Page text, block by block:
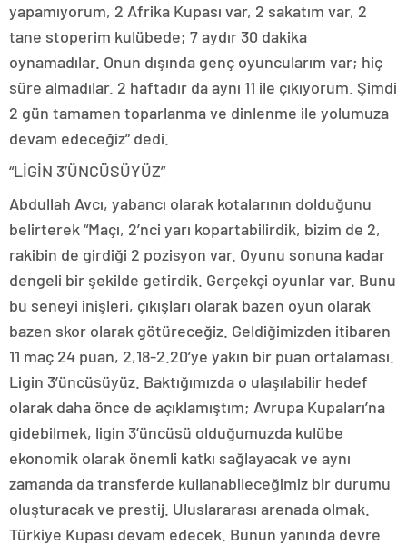
yapamıyorum, 2 Afrika Kupası var, 2 sakatım var, 2
tane stoperim kulübede; 7 aydır 30 dakika
oynamadılar. Onun dışında genç oyuncularım var; hiç
süre almadılar. 2 haftadır da aynı 11 ile çıkıyorum. Şimdi
2 gün tamamen toparlanma ve dinlenme ile yolumuza
devam edeceğiz” dedi.
“LİGİN 3’ÜNCÜSÜYÜZ”
Abdullah Avcı, yabancı olarak kotalarının dolduğunu
belirterek “Maçı, 2’nci yarı kopartabilirdik, bizim de 2,
rakibin de girdiği 2 pozisyon var. Oyunu sonuna kadar
dengeli bir şekilde getirdik. Gerçekçi oyunlar var. Bunu
bu seneyi inişleri, çıkışları olarak bazen oyun olarak
bazen skor olarak götüreceğiz. Geldiğimizden itibaren
11 maç 24 puan, 2,18-2.20’ye yakın bir puan ortalaması.
Ligin 3’üncüsüyüz. Baktığımızda o ulaşılabilir hedef
olarak daha önce de açıklamıştım; Avrupa Kupaları’na
gidebilmek, ligin 3’üncüsü olduğumuzda kulübe
ekonomik olarak önemli katkı sağlayacak ve aynı
zamanda da transferde kullanabileceğimiz bir durumu
oluşturacak ve prestij. Uluslararası arenada olmak.
Türkiye Kupası devam edecek. Bunun yanında devre